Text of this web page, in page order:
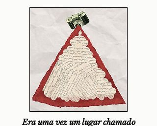
Era uma vez um lugar chamado